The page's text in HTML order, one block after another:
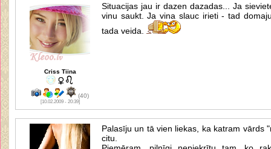
Criss Tiina
(40)
[10.02.2009 - 20:39]
Situacijas jau ir dazen dazadas... Ja
vinu saukt. Ja vina slauc irieti - tad
tada veida.
Palasīju un tā vien liekas, ka katram vārds
citu.